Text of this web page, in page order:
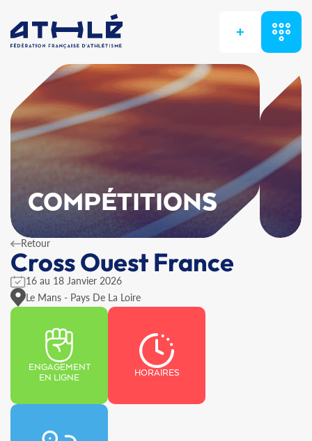
+
COMPÉTITIONS
Retour
Cross Ouest France
16 au 18 Janvier 2026
Le Mans - Pays De La Loire
ENGAGEMENT
EN LIGNE
HORAIRES